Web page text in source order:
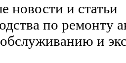
новости и статьи
по ремонту
и